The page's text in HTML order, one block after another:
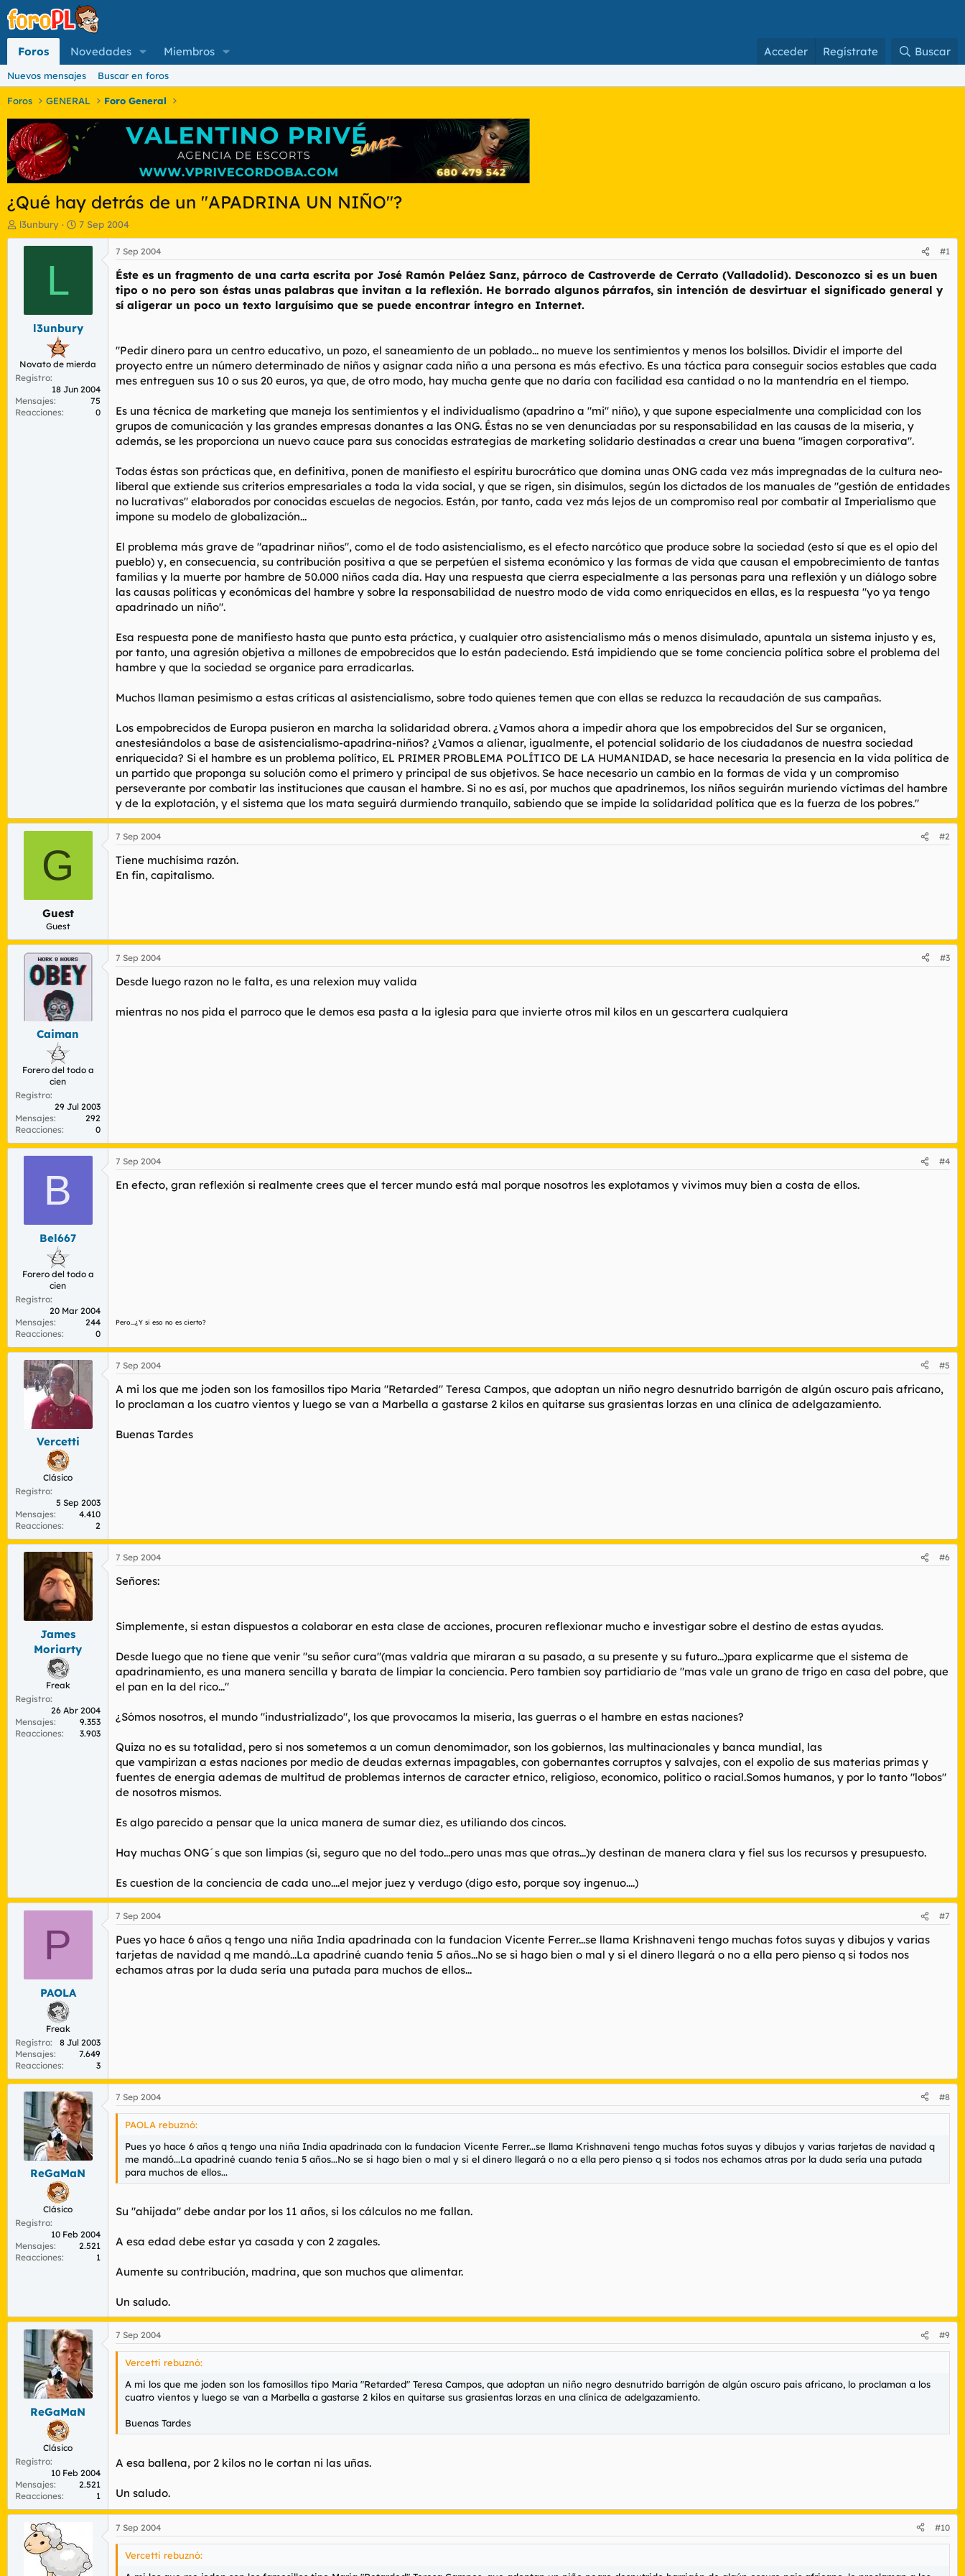
Foros Novedades Miembros Acceder Regístrate Buscar
Nuevos mensajes Buscar en foros
Foros GENERAL Foro General
¿Qué hay detrás de un "APADRINA UN NIÑO"?
I
n
o
l
t
m
a
l3unbury
F
e
c
i
n
i
7 Sep 2004
L
l3unbury
Novato de mierda
Registro
18 Jun 2004
Mensajes
75
Reacciones
0
7 Sep 2004 #1
Éste es un fragmento de una carta escrita por José Ramón Peláez Sanz, párroco de Castroverde de Cerrato (Valladolid). Desconozco si es un buen
tipo o no pero son éstas unas palabras que invitan a la reflexión. He borrado algunos párrafos, sin intención de desvirtuar el significado general y
sí aligerar un poco un texto larguísimo que se puede encontrar íntegro en Internet.
"Pedir dinero para un centro educativo, un pozo, el saneamiento de un poblado... no mueve los sentimientos y menos los bolsillos. Dividir el importe del
proyecto entre un número determinado de niños y asignar cada niño a una persona es más efectivo. Es una táctica para conseguir socios estables que cada
mes entreguen sus 10 o sus 20 euros, ya que, de otro modo, hay mucha gente que no daría con facilidad esa cantidad o no la mantendría en el tiempo.
Es una técnica de marketing que maneja los sentimientos y el individualismo (apadrino a "mi" niño), y que supone especialmente una complicidad con los
grupos de comunicación y las grandes empresas donantes a las ONG. Éstas no se ven denunciadas por su responsabilidad en las causas de la miseria, y
además, se les proporciona un nuevo cauce para sus conocidas estrategias de marketing solidario destinadas a crear una buena "imagen corporativa".
Todas éstas son prácticas que, en definitiva, ponen de manifiesto el espíritu burocrático que domina unas ONG cada vez más impregnadas de la cultura neo-
liberal que extiende sus criterios empresariales a toda la vida social, y que se rigen, sin disimulos, según los dictados de los manuales de "gestión de entidades
no lucrativas" elaborados por conocidas escuelas de negocios. Están, por tanto, cada vez más lejos de un compromiso real por combatir al Imperialismo que
impone su modelo de globalización...
El problema más grave de "apadrinar niños", como el de todo asistencialismo, es el efecto narcótico que produce sobre la sociedad (esto sí que es el opio del
pueblo) y, en consecuencia, su contribución positiva a que se perpetúen el sistema económico y las formas de vida que causan el empobrecimiento de tantas
familias y la muerte por hambre de 50.000 niños cada día. Hay una respuesta que cierra especialmente a las personas para una reflexión y un diálogo sobre
las causas políticas y económicas del hambre y sobre la responsabilidad de nuestro modo de vida como enriquecidos en ellas, es la respuesta "yo ya tengo
apadrinado un niño".
Esa respuesta pone de manifiesto hasta que punto esta práctica, y cualquier otro asistencialismo más o menos disimulado, apuntala un sistema injusto y es,
por tanto, una agresión objetiva a millones de empobrecidos que lo están padeciendo. Está impidiendo que se tome conciencia política sobre el problema del
hambre y que la sociedad se organice para erradicarlas.
Muchos llaman pesimismo a estas críticas al asistencialismo, sobre todo quienes temen que con ellas se reduzca la recaudación de sus campañas.
Los empobrecidos de Europa pusieron en marcha la solidaridad obrera. ¿Vamos ahora a impedir ahora que los empobrecidos del Sur se organicen,
anestesiándolos a base de asistencialismo-apadrina-niños? ¿Vamos a alienar, igualmente, el potencial solidario de los ciudadanos de nuestra sociedad
enriquecida? Si el hambre es un problema político, EL PRIMER PROBLEMA POLÍTICO DE LA HUMANIDAD, se hace necesaria la presencia en la vida política de
un partido que proponga su solución como el primero y principal de sus objetivos. Se hace necesario un cambio en la formas de vida y un compromiso
perseverante por combatir las instituciones que causan el hambre. Si no es así, por muchos que apadrinemos, los niños seguirán muriendo víctimas del hambre
y de la explotación, y el sistema que los mata seguirá durmiendo tranquilo, sabiendo que se impide la solidaridad política que es la fuerza de los pobres."
G
Guest
Guest
7 Sep 2004 #2
Tiene muchísima razón.
En fin, capitalismo.
Caiman
Forero del todo a
cien
Registro
29 Jul 2003
Mensajes
292
Reacciones
0
7 Sep 2004 #3
Desde luego razon no le falta, es una relexion muy valida
mientras no nos pida el parroco que le demos esa pasta a la iglesia para que invierte otros mil kilos en un gescartera cualquiera
B
Bel667
Forero del todo a
cien
Registro
20 Mar 2004
Mensajes
244
Reacciones
0
7 Sep 2004 #4
En efecto, gran reflexión si realmente crees que el tercer mundo está mal porque nosotros les explotamos y vivimos muy bien a costa de ellos.
Pero...¿Y si eso no es cierto?
Vercetti
Clásico
Registro
5 Sep 2003
Mensajes
4.410
Reacciones
2
7 Sep 2004 #5
A mi los que me joden son los famosillos tipo Maria "Retarded" Teresa Campos, que adoptan un niño negro desnutrido barrigón de algún oscuro pais africano,
lo proclaman a los cuatro vientos y luego se van a Marbella a gastarse 2 kilos en quitarse sus grasientas lorzas en una clínica de adelgazamiento.
Buenas Tardes
James
Moriarty
Freak
Registro
26 Abr 2004
Mensajes
9.353
Reacciones
3.903
7 Sep 2004 #6
Señores:
Simplemente, si estan dispuestos a colaborar en esta clase de acciones, procuren reflexionar mucho e investigar sobre el destino de estas ayudas.
Desde luego que no tiene que venir "su señor cura"(mas valdria que miraran a su pasado, a su presente y su futuro...)para explicarme que el sistema de
apadrinamiento, es una manera sencilla y barata de limpiar la conciencia. Pero tambien soy partidiario de "mas vale un grano de trigo en casa del pobre, que
el pan en la del rico..."
¿Sómos nosotros, el mundo "industrializado", los que provocamos la miseria, las guerras o el hambre en estas naciones?
Quiza no es su totalidad, pero si nos sometemos a un comun denomimador, son los gobiernos, las multinacionales y banca mundial, las
que vampirizan a estas naciones por medio de deudas externas impagables, con gobernantes corruptos y salvajes, con el expolio de sus materias primas y
fuentes de energia ademas de multitud de problemas internos de caracter etnico, religioso, economico, politico o racial.Somos humanos, y por lo tanto "lobos"
de nosotros mismos.
Es algo parecido a pensar que la unica manera de sumar diez, es utiliando dos cincos.
Hay muchas ONG´s que son limpias (si, seguro que no del todo...pero unas mas que otras...)y destinan de manera clara y fiel sus los recursos y presupuesto.
Es cuestion de la conciencia de cada uno....el mejor juez y verdugo (digo esto, porque soy ingenuo....)
P
PAOLA
Freak
Registro
8 Jul 2003
Mensajes
7.649
Reacciones
3
7 Sep 2004 #7
Pues yo hace 6 años q tengo una niña India apadrinada con la fundacion Vicente Ferrer...se llama Krishnaveni tengo muchas fotos suyas y dibujos y varias
tarjetas de navidad q me mandó...La apadriné cuando tenia 5 años...No se si hago bien o mal y si el dinero llegará o no a ella pero pienso q si todos nos
echamos atras por la duda sería una putada para muchos de ellos...
ReGaMaN
Clásico
Registro
10 Feb 2004
Mensajes
2.521
Reacciones
1
7 Sep 2004 #8
PAOLA rebuznó:
Pues yo hace 6 años q tengo una niña India apadrinada con la fundacion Vicente Ferrer...se llama Krishnaveni tengo muchas fotos suyas y dibujos y varias tarjetas de navidad q
me mandó...La apadriné cuando tenia 5 años...No se si hago bien o mal y si el dinero llegará o no a ella pero pienso q si todos nos echamos atras por la duda sería una putada
para muchos de ellos...
Su "ahijada" debe andar por los 11 años, si los cálculos no me fallan.
A esa edad debe estar ya casada y con 2 zagales.
Aumente su contribución, madrina, que son muchos que alimentar.
Un saludo.
ReGaMaN
Clásico
Registro
10 Feb 2004
Mensajes
2.521
Reacciones
1
7 Sep 2004 #9
Vercetti rebuznó:
A mi los que me joden son los famosillos tipo Maria "Retarded" Teresa Campos, que adoptan un niño negro desnutrido barrigón de algún oscuro pais africano, lo proclaman a los
cuatro vientos y luego se van a Marbella a gastarse 2 kilos en quitarse sus grasientas lorzas en una clínica de adelgazamiento.
Buenas Tardes
A esa ballena, por 2 kilos no le cortan ni las uñas.
Un saludo.
7 Sep 2004 #10
Vercetti rebuznó: